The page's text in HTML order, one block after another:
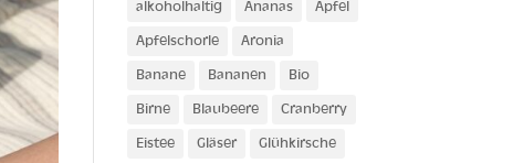
alkoholhaltig Ananas Apfel
Apfelschorle Aronia
Banane Bananen Bio
Birne Blaubeere Cranberry
Eistee Gläser Glühkirsche